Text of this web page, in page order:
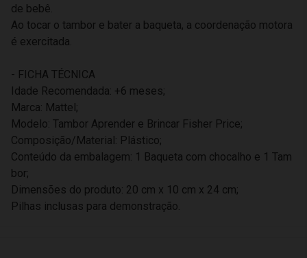
de bebê.
Ao tocar o tambor e bater a baqueta, a coordenação motora
é exercitada.
- FICHA TÉCNICA
Idade Recomendada: +6 meses;
Marca: Mattel;
Modelo: Tambor Aprender e Brincar Fisher Price;
Composição/Material: Plástico;
Conteúdo da embalagem: 1 Baqueta com chocalho e 1 Tam
bor;
Dimensões do produto: 20 cm x 10 cm x 24 cm;
Pilhas inclusas para demonstração.